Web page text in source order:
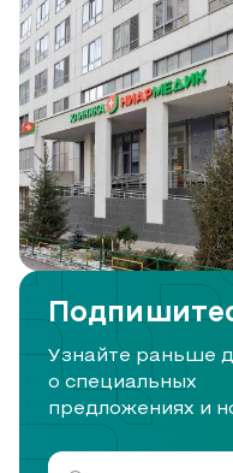
Узнайте раньше
о специальных
предложениях и